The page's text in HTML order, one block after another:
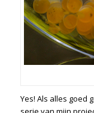
Yes! Als alles goed